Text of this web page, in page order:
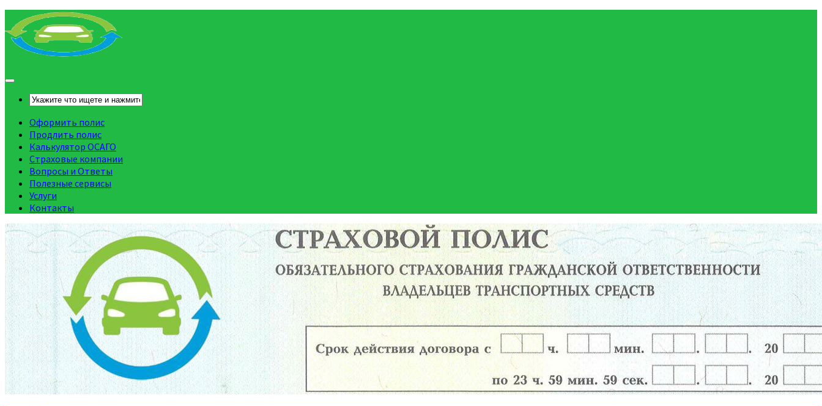
Оформить полис
Продлить полис
Калькулятор ОСАГО
Страховые компании
Вопросы и Ответы
Полезные сервисы
Услуги
Контакты